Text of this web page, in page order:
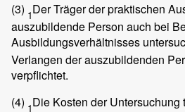
(3) 1Der Träger der praktischen
auszubildende Person auch bei
Ausbildungsverhältnisses
Verlangen der auszubildenden
verpflichtet.
(4) 1Die Kosten der Untersuchung